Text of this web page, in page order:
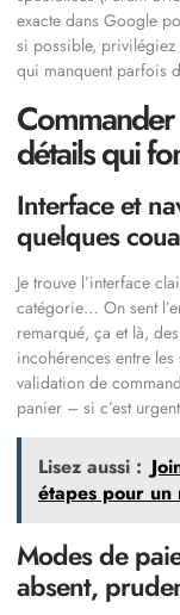
exacte dans Google
si possible, privilégiez
qui manquent parfois
détails qui
Interface et
quelques
Je trouve l’interface
catégorie… On sent
remarqué, ça et là,
incohérences entre
validation de
panier – si c’est
Lisez aussi :
étapes pour
Modes de
absent,